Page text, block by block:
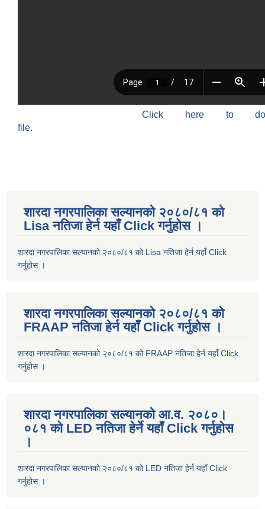
Click here to
file.
शारदा नगरपालिका सल्यानको २०८०/८१ को
Lisa नतिजा हेर्न यहाँ Click गर्नुहोस ।
शारदा नगरपालिका सल्यानको २०८०/८१ को Lisa नतिजा हेर्न यहाँ Click
गर्नुहोस ।
शारदा नगरपालिका सल्यानको २०८०/८१ को
FRAAP नतिजा हेर्न यहाँ Click गर्नुहोस ।
शारदा नगरपालिका सल्यानको २०८०/८१ को FRAAP नतिजा हेर्न यहाँ Click
गर्नुहोस ।
शारदा नगरपालिका सल्यानको आ.व. २०८०।
०८१ को LED नतिजा हेर्ने यहाँ Click गर्नुहोस
।
शारदा नगरपालिका सल्यानको २०८०/८१ को LED नतिजा हेर्न यहाँ Click
गर्नुहोस ।